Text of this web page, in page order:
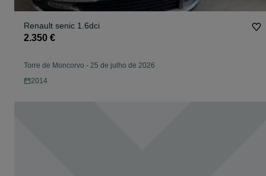
Renault senic 1.6dci
2.350 €
Torre de Moncorvo - 25 de julho de 2026
2014